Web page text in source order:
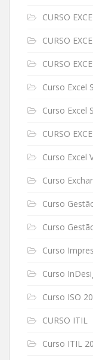
CURSO
CURSO
CURSO
Curso Excel
Curso Excel
CURSO
Curso Excel
Curso
Curso
Curso
Curso
Curso
Curso ISO
CURSO ITIL
Curso ITIL